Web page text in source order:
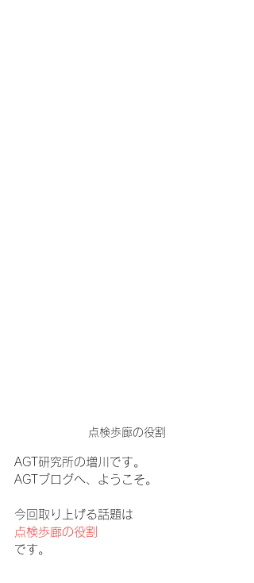
点検歩廊の役割
AGT研究所の増川です。
AGTブログへ、ようこそ。
今回取り上げる話題は
点検歩廊の役割
です。